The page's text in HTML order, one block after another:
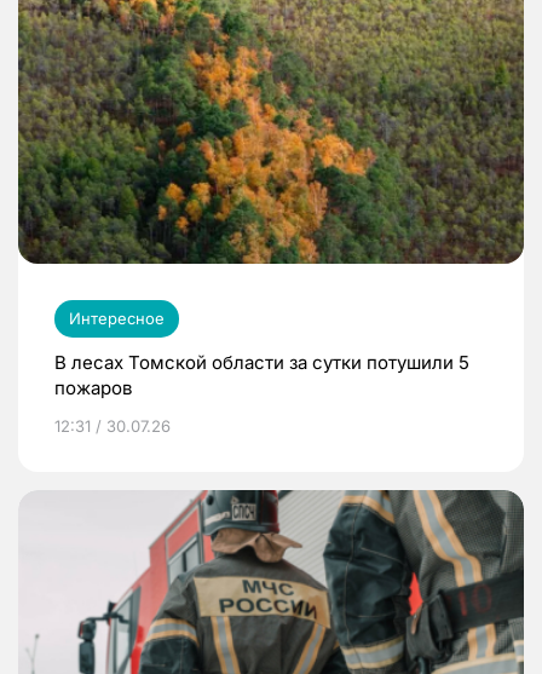
Интересное
В лесах Томской области за сутки потушили 5
пожаров
12:31 / 30.07.26